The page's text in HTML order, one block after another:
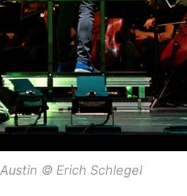
© Erich Schlegel